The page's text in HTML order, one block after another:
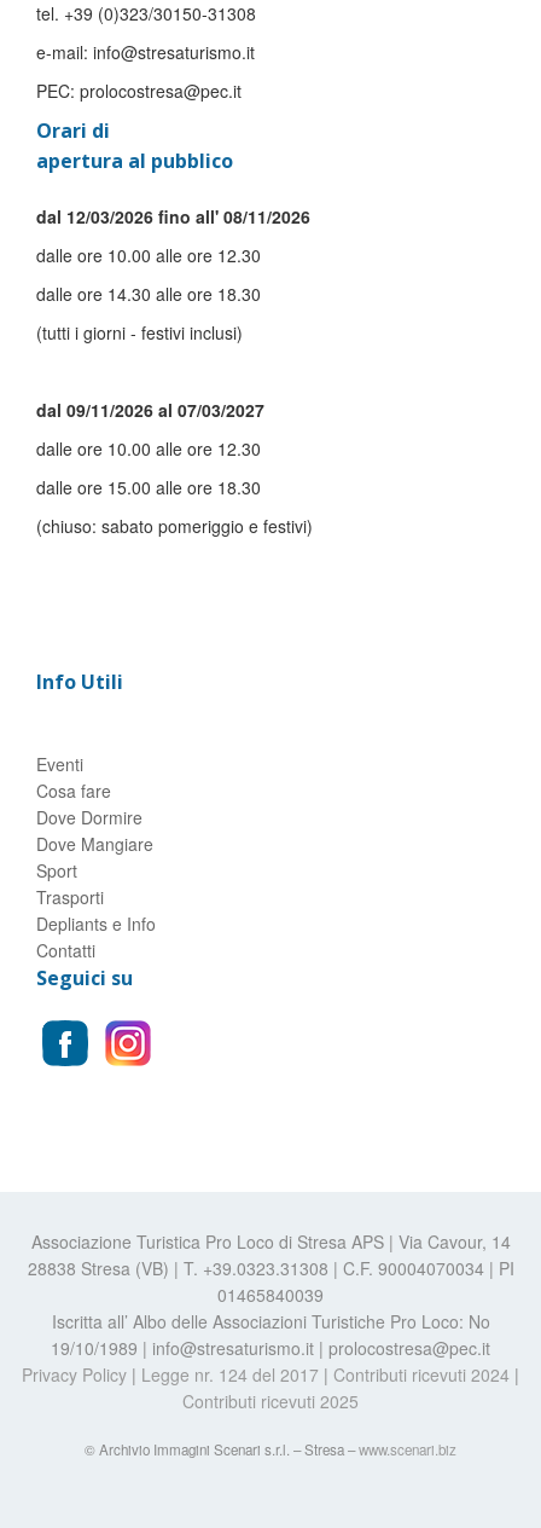
tel. +39 (0)323/30150-31308
e-mail: info@stresaturismo.it
PEC: prolocostresa@pec.it
Orari di
apertura al pubblico
dal 12/03/2026 fino all' 08/11/2026
dalle ore 10.00 alle ore 12.30
dalle ore 14.30 alle ore 18.30
(tutti i giorni - festivi inclusi)
dal 09/11/2026 al 07/03/2027
dalle ore 10.00 alle ore 12.30
dalle ore 15.00 alle ore 18.30
(chiuso: sabato pomeriggio e festivi)
Info Utili
Eventi
Cosa fare
Dove Dormire
Dove Mangiare
Sport
Trasporti
Depliants e Info
Contatti
Seguici su
Associazione Turistica Pro Loco di Stresa APS | Via Cavour, 14
28838 Stresa (VB) | T. +39.0323.31308 | C.F. 90004070034 | PI
01465840039
Iscritta all’ Albo delle Associazioni Turistiche Pro Loco: No
19/10/1989 | info@stresaturismo.it | prolocostresa@pec.it
Privacy Policy | Legge nr. 124 del 2017 | Contributi ricevuti 2024 |
Contributi ricevuti 2025
© Archivio Immagini Scenari s.r.l. – Stresa –www.scenari.biz